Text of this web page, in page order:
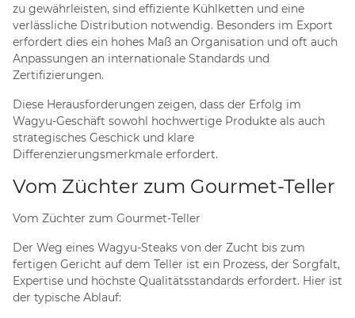
zu gewährleisten, sind effiziente Kühlketten und eine
verlässliche Distribution notwendig. Besonders im Export
erfordert dies ein hohes Maß an Organisation und oft auch
Anpassungen an internationale Standards und
Zertifizierungen.
Diese Herausforderungen zeigen, dass der Erfolg im
Wagyu-Geschäft sowohl hochwertige Produkte als auch
strategisches Geschick und klare
Differenzierungsmerkmale erfordert.
Vom Züchter zum Gourmet-Teller
Vom Züchter zum Gourmet-Teller
Der Weg eines Wagyu-Steaks von der Zucht bis zum
fertigen Gericht auf dem Teller ist ein Prozess, der Sorgfalt,
Expertise und höchste Qualitätsstandards erfordert. Hier ist
der typische Ablauf: